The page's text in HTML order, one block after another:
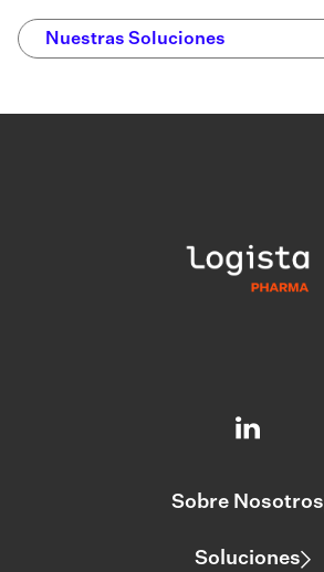
Nuestras Soluciones
Sobre Nosotros
Soluciones